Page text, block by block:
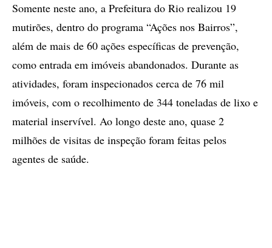
Somente neste ano, a Prefeitura do Rio realizou 19
mutirões, dentro do programa “Ações nos Bairros”,
além de mais de 60 ações específicas de prevenção,
como entrada em imóveis abandonados. Durante as
atividades, foram inspecionados cerca de 76 mil
imóveis, com o recolhimento de 344 toneladas de lixo e
material inservível. Ao longo deste ano, quase 2
milhões de visitas de inspeção foram feitas pelos
agentes de saúde.